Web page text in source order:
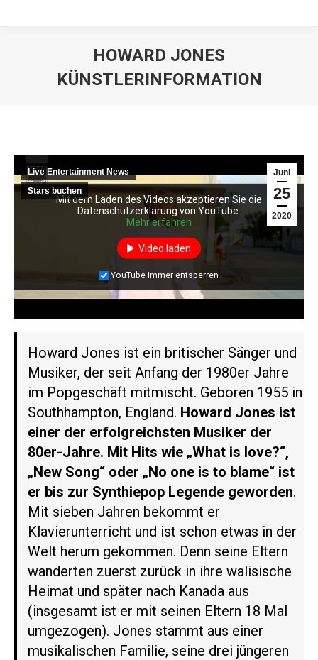
HOWARD JONES
KÜNSTLERINFORMATION
Juni
25
2020
Live Entertainment News
Stars buchen
Howard Jones ist ein britischer Sänger und
Musiker, der seit Anfang der 1980er Jahre
im Popgeschäft mitmischt. Geboren 1955 in
Southhampton, England. Howard Jones ist
einer der erfolgreichsten Musiker der
80er-Jahre. Mit Hits wie „What is love?“,
„New Song“ oder „No one is to blame“ ist
er bis zur Synthiepop Legende geworden.
Mit sieben Jahren bekommt er
Klavierunterricht und ist schon etwas in der
Welt herum gekommen. Denn seine Eltern
wanderten zuerst zurück in ihre walisische
Heimat und später nach Kanada aus
(insgesamt ist er mit seinen Eltern 18 Mal
umgezogen). Jones stammt aus einer
musikalischen Familie, seine drei jüngeren
Mit dem Laden des Videos akzeptieren Sie die
Datenschutzerklärung von YouTube.
Mehr erfahren
Video laden
YouTube immer entsperren
Mit dem Laden des Videos akzeptieren Sie die
Datenschutzerklärung von YouTube.
Mehr erfahren
Video laden
YouTube immer entsperren